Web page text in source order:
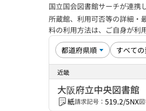
国立国会図書館サーチが連携
所蔵館、利用可否等の詳細・
料の利用方法は、ご自身が利
近畿
大阪府立中央図書館
紙請求記号： 519.2/5NX